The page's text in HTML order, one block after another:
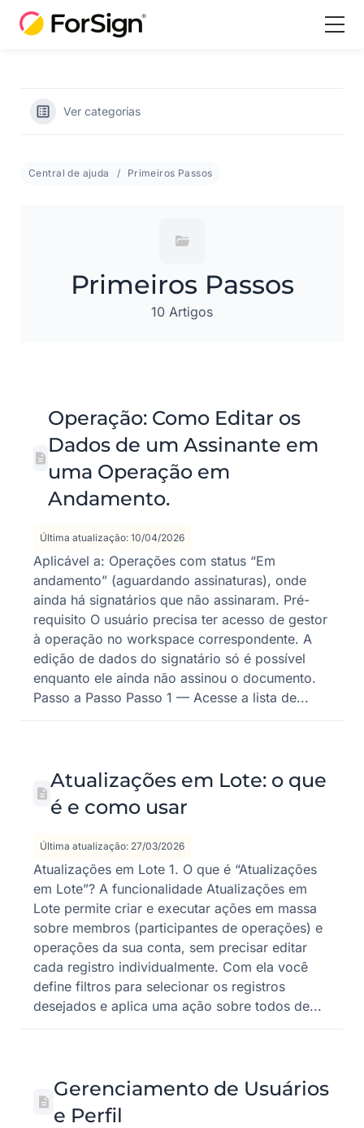
Ver categorias
Central de ajuda Primeiros Passos
Primeiros Passos
10 Artigos
Operação: Como Editar os
Dados de um Assinante em
uma Operação em
Andamento.
Última atualização: 10/04/2026
Aplicável a: Operações com status “Em
andamento” (aguardando assinaturas), onde
ainda há signatários que não assinaram. Pré-
requisito O usuário precisa ter acesso de gestor
à operação no workspace correspondente. A
edição de dados do signatário só é possível
enquanto ele ainda não assinou o documento.
Passo a Passo Passo 1 — Acesse a lista de...
Atualizações em Lote: o que
é e como usar
Última atualização: 27/03/2026
Atualizações em Lote 1. O que é “Atualizações
em Lote”? A funcionalidade Atualizações em
Lote permite criar e executar ações em massa
sobre membros (participantes de operações) e
operações da sua conta, sem precisar editar
cada registro individualmente. Com ela você
define filtros para selecionar os registros
desejados e aplica uma ação sobre todos de...
Gerenciamento de Usuários
e Perfil